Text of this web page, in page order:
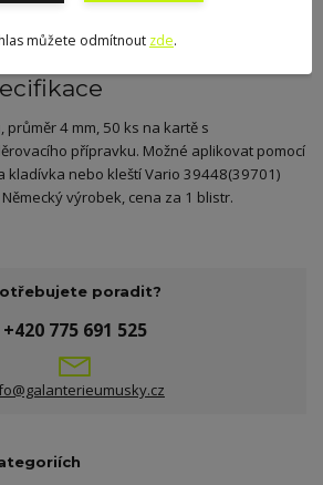
4 mm, 50 ks na kartě s
přípravku. Možné aplikovat pomocí
kladívka nebo kleští Vario 39448(39701)
výrobek, cena za 1 blistr.
poradit?
+420 775 691 525
můžete odmítnout zde.